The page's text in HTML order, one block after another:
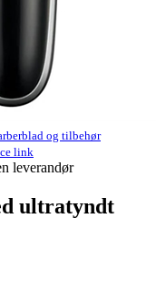
og tilbehør
link
leverandør
ultratyndt